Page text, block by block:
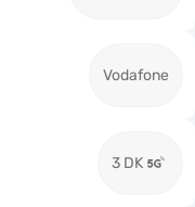
Vodafone
3 DK